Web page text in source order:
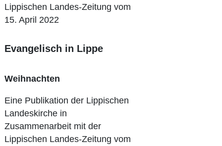
Lippischen Landes-Zeitung vom
15. April 2022
Evangelisch in Lippe
Weihnachten
Eine Publikation der Lippischen
Landeskirche in
Zusammenarbeit mit der
Lippischen Landes-Zeitung vom